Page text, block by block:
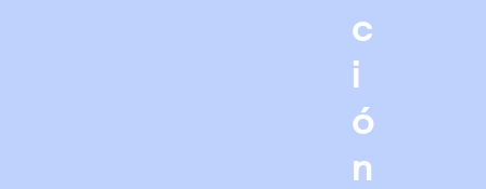
c
i
ó
n